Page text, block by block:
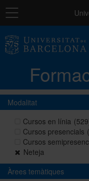
Navegació
Catàleg
Modalitat
Cursos en línia
Cursos presencials
Cursos
Neteja
Àrees temàtiques